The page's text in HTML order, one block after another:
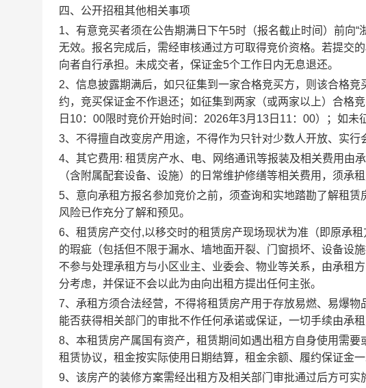
四、公开招租其他相关事项
1、有意竞买者须在公告期满日下午5时（报名截止时间）前向“
无效。报名完成后，需经审核通过方可取得竞价资格。若提交
向者自行承担。未成交者，保证金5个工作日内无息退还。
2、 信息披露期满后，如只征集到一家合格竞买方，则该合格
约，竞买保证金不作退还；如征集到两家（或两家以上）合格
日 10： 00限时竞价开始时间： 2026年3月 13 日 11 ： 00）；如未
3、不得擅自改变房产用途，不得作为只针对少数人开放、实行
4、其它费用 : 租赁房产水、电、 网络通讯等报装及相关费用由
（含附属配套设备、设施）的日常维护修缮等相关费用，须承
5、意向承租方报名参加竞价之前，须查询和实地踏勘了解租
风险已作充分了解和预见。
6、租赁房产交付,以移交时的租赁房产现场现状为准（即原承
的瑕疵（包括但不限于漏水、墙地面开裂、门窗损坏、设备设
不参与处理承租方与小区业主、业委会、物业等关系，由承租
分考虑，并保证不会以此为由向出租方提出任何主张。
7、承租方须合法经营，不得将租赁房产用于存放易燃、易爆
能否获得相关部门的审批不作任何承诺或保证，一切手续由承租
8、本租赁房产属国有资产，租赁期间如遇出租方自身使用需
租赁协议，租金按实际使用日期结算，租金余额、履约保证金一
9、该房产的装修方案需经出租方及相关部门 审批通过后方可实